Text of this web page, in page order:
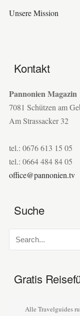
Unsere Mission
Kontakt
Pannonien Magazin
7081 Schützen am
Am Strassacker 32
tel.: 0676 613 15 05
tel.: 0664 484 84 05
office@pannonien.tv
Suche
Gratis
Alle Travelguides